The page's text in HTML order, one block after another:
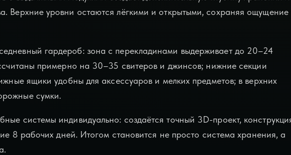
Верхние уровни остаются лёгкими и открытыми, сохраняя ощущение
гардероб: зона с перекладинами выдерживает до 20–24
примерно на 30–35 свитеров и джинсов; нижние секции
ящики удобны для аксессуаров и мелких предметов; в верхних
сумки.
системы индивидуально: создаётся точный 3D-проект,
8 рабочих дней. Итогом становится не просто система хранения, а